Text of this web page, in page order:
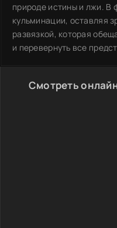
природе истины и лжи. В
кульминации, оставляя
развязкой, которая
и перевернуть все
Смотреть